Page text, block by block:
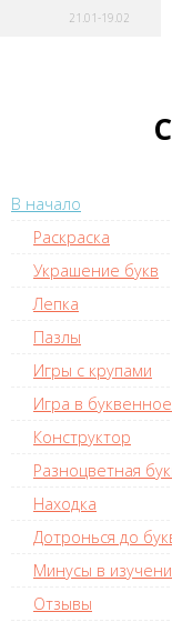
21.01-19.02
В начало
Раскраска
Украшение букв
Лепка
Пазлы
Игры с крупами
Игра в
Конструктор
Разноцветная
Находка
Дотронься до
Минусы в
Отзывы